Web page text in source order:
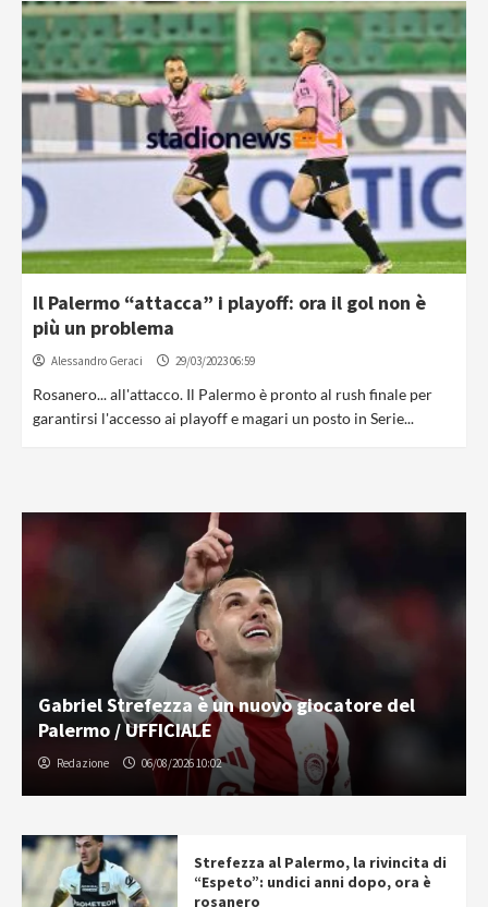
Il Palermo “attacca” i playoff: ora il gol non è
più un problema
Alessandro Geraci 29/03/2023 06:59
Rosanero... all'attacco. Il Palermo è pronto al rush finale per
garantirsi l'accesso ai playoff e magari un posto in Serie...
Gabriel Strefezza è un nuovo giocatore del
Palermo / UFFICIALE
Redazione 06/08/2026 10:02
Strefezza al Palermo, la rivincita di
“Espeto”: undici anni dopo, ora è
rosanero